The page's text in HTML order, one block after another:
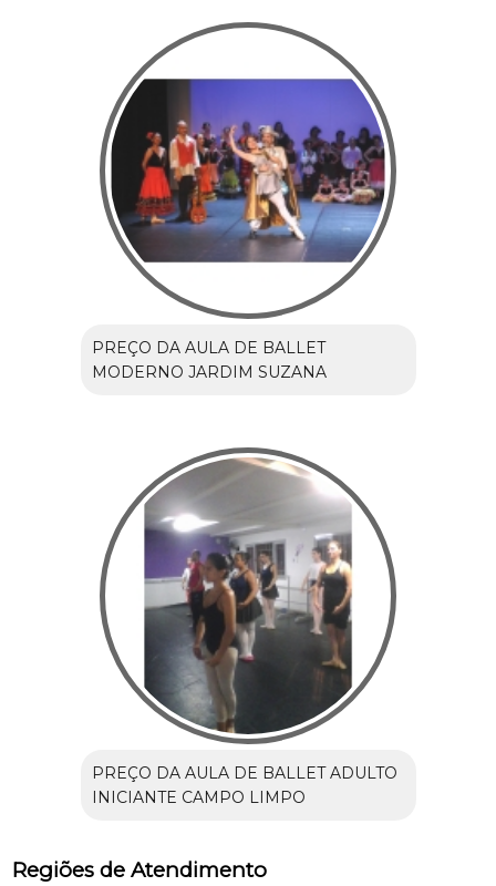
PREÇO DA AULA DE BALLET
MODERNO JARDIM SUZANA
PREÇO DA AULA DE BALLET ADULTO
INICIANTE CAMPO LIMPO
Regiões de Atendimento